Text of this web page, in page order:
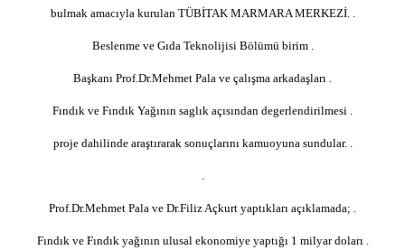
bulmak amacıyla kurulan TÜBİTAK MARMARA MERKEZİ. .
Beslenme ve Gıda Teknolijisi Bölümü birim .
Başkanı Prof.Dr.Mehmet Pala ve çalışma arkadaşları .
Fındık ve Fındık Yağının saglık açısından degerlendirilmesi .
proje dahilinde araştırarak sonuçlarını kamuoyuna sundular. .
Prof.Dr.Mehmet Pala ve Dr.Filiz Açkurt yaptıkları açıklamada; .
Fındık ve Fındık yağının ulusal ekonomiye yaptığı 1 milyar doları .